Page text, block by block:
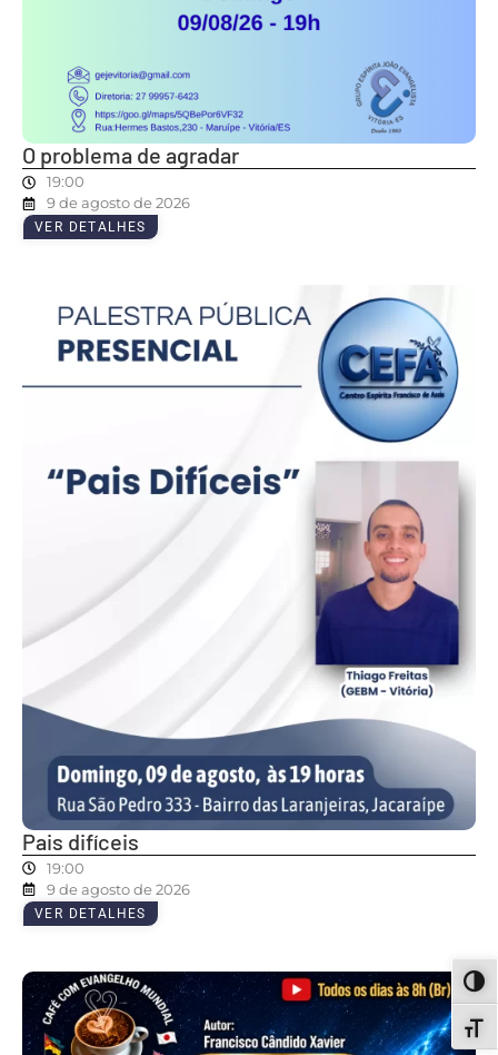
O problema de agradar
19:00
9 de agosto de 2026
VER DETALHES
Pais difíceis
19:00
9 de agosto de 2026
VER DETALHES